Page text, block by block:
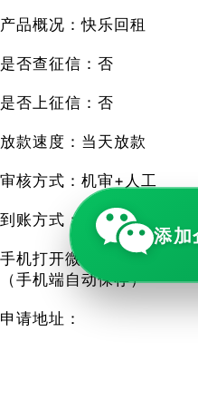
产品概况：快乐回租
是否查征信：否
是否上征信：否
放款速度：当天放款
审核方式：机审+人工
到账方式：银行卡，微信，
手机打开微信或者支付宝扫
（手机端自动保存）
申请地址：
添加